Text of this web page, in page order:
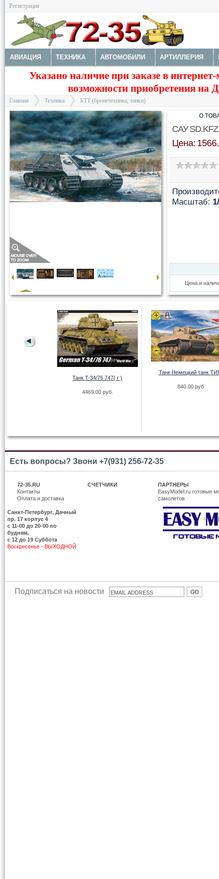
Регистрация
АВИАЦИЯ ТЕХНИКА АВТОМОБИЛИ АРТИЛЛЕРИЯ
МОТОТЕХНИКА ТЕХНИКА РАЗНАЯ ФИГУРЫ МОДЕЛИ
КРАСКИ И ИНСТРУМЕНТЫ
Указано наличие при заказе в
возможности приобретения на
Главная
>
Техника
>
БТТ (бронетехника, танки)
САУ
Цена:
Масштаб:
Цена и
О
Танк T-34/76 747( r )
4469.00 руб.
Танк Немецкий танк
840.00 руб.
Есть вопросы? Звони +7(931) 256-72-35
72-35.RU
Контакты
Оплата и доставка
Санкт-Петербург, Дачный
пр. 17 корпус 4
c 11-00 до 20-00 по
будням,
с 12 до 19 Суббота
Воскресенье - ВЫХОДНОЙ
СЧЕТЧИКИ
ПАРТНЕРЫ
EasyModel.ru готовые
самолетов
Подписаться на новости